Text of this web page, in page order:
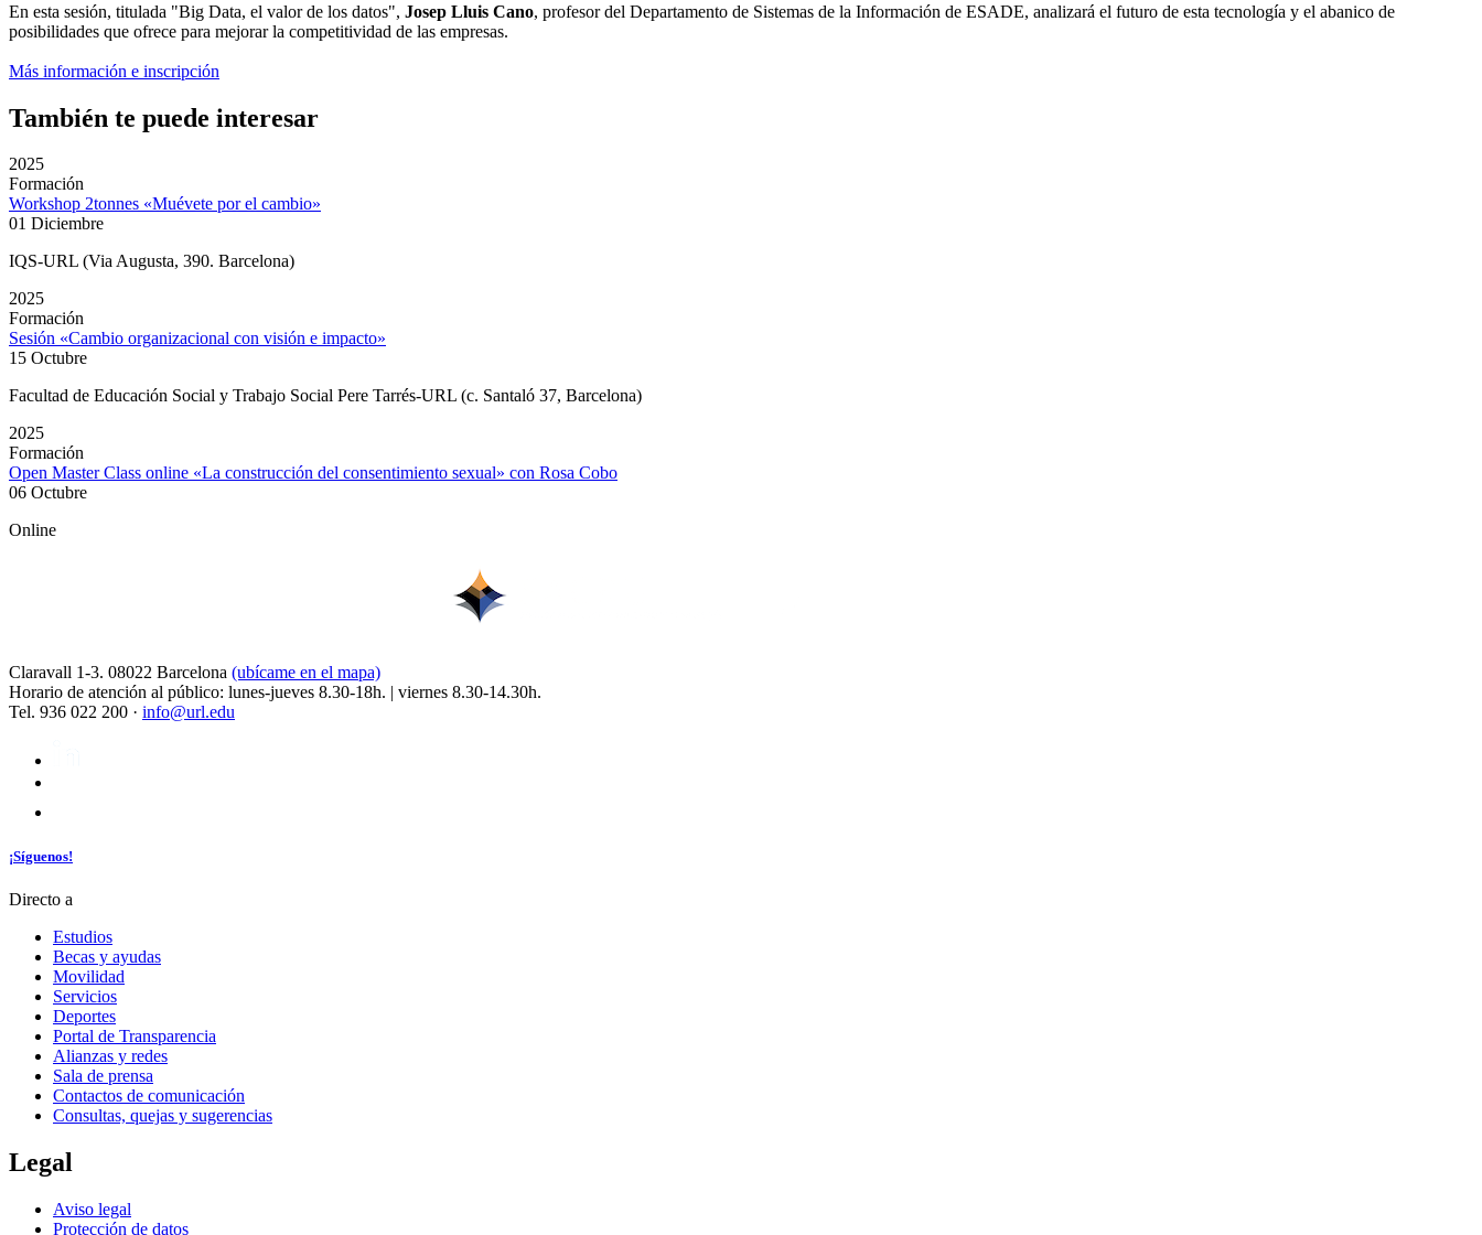
En esta sesión, titulada "Big Data, el valor de los datos", Josep Lluis Cano, profesor del Departamento de Sistemas de la Información de ESADE, analizará el futuro de esta tecnología y el abanico de
posibilidades que ofrece para mejorar la competitividad de las empresas.
Más información e inscripción
También te puede interesar
2025
Formación
Workshop 2tonnes «Muévete por el cambio»
01 Diciembre
IQS-URL (Via Augusta, 390. Barcelona)
2025
Formación
Sesión «Cambio organizacional con visión e impacto»
15 Octubre
Facultad de Educación Social y Trabajo Social Pere Tarrés-URL (c. Santaló 37, Barcelona)
2025
Formación
Open Master Class online «La construcción del consentimiento sexual» con Rosa Cobo
06 Octubre
Online
Claravall 1-3. 08022 Barcelona (ubícame en el mapa)
Horario de atención al público: lunes-jueves 8.30-18h. | viernes 8.30-14.30h.
Tel. 936 022 200 · info@url.edu
¡Síguenos!
Directo a
Estudios
Becas y ayudas
Movilidad
Servicios
Deportes
Portal de Transparencia
Alianzas y redes
Sala de prensa
Contactos de comunicación
Consultas, quejas y sugerencias
Legal
Aviso legal
Protección de datos